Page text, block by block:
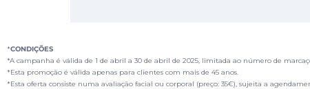
*CONDIÇÕES
*A campanha é válida de 1 de abril a 30 de abril de 2025, limitada ao número de
*Esta promoção é válida apenas para clientes com mais de 45 anos.
*Esta oferta consiste numa avaliação facial ou corporal (preço: 35€), sujeita a